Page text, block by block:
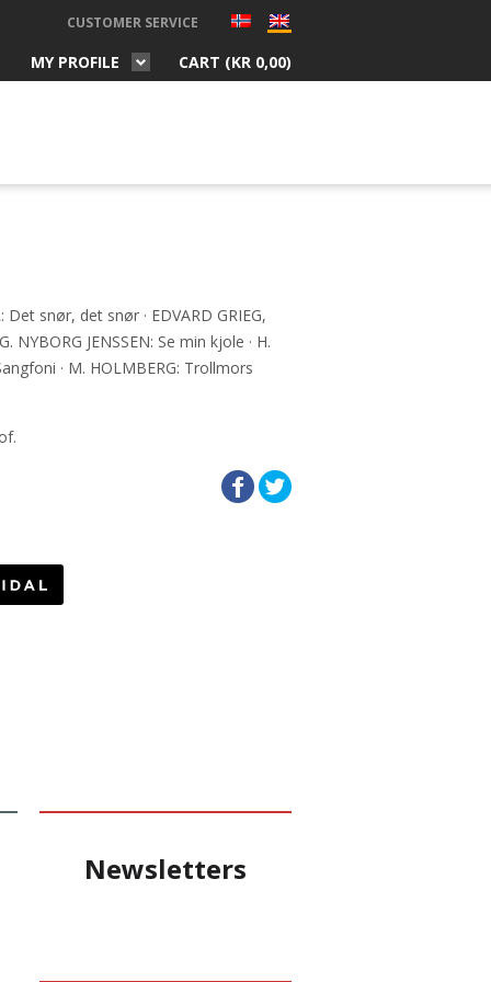
CUSTOMER SERVICE
MY PROFILE CART (KR 0,00)
snør, det snør · EDVARD GRIEG,
NYBORG JENSSEN: Se min kjole · H.
· M. HOLMBERG: Trollmors
Newsletters